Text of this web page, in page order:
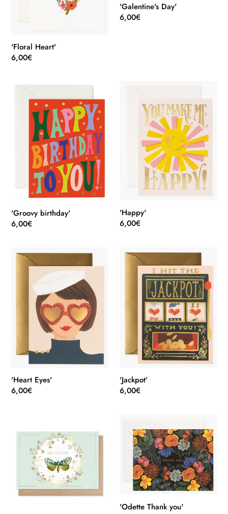
'Floral Heart'
Normaler
6,00€
'Galentine's Day'
Normaler
6,00€
'Groovy
birthday'
'Groovy birthday'
Normaler
6,00€
'Happy'
Normaler
6,00€
'Heart
Eyes'
'Heart Eyes'
Normaler
6,00€
'Jackpot'
'Jackpot'
Normaler
6,00€
Thank
you'
'Odette Thank you'